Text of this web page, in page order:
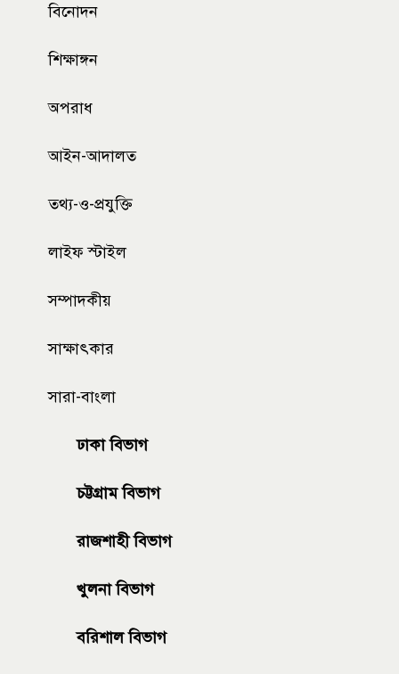
বিনোদন
শিক্ষাঙ্গন
অপরাধ
আইন-আদালত
তথ্য-ও-প্রযুক্তি
লাইফ স্টাইল
সম্পাদকীয়
সাক্ষাৎকার
সারা-বাংলা
ঢাকা বিভাগ
চট্টগ্রাম বিভাগ
রাজশাহী বিভাগ
খুলনা বিভাগ
বরিশাল বিভাগ